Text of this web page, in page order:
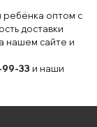
ребёнка оптом с
доставки
нашем сайте и
99-33 и наши